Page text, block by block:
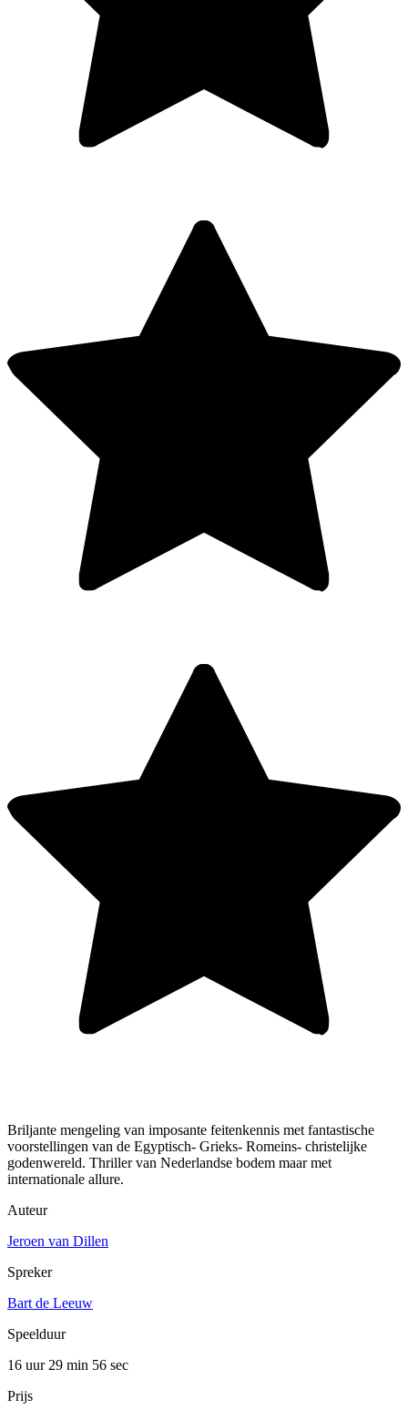
Briljante mengeling van imposante feitenkennis met fantastische
voorstellingen van de Egyptisch- Grieks- Romeins- christelijke
godenwereld. Thriller van Nederlandse bodem maar met
internationale allure.
Auteur
Jeroen van Dillen
Spreker
Bart de Leeuw
Speelduur
16 uur 29 min 56 sec
Prijs